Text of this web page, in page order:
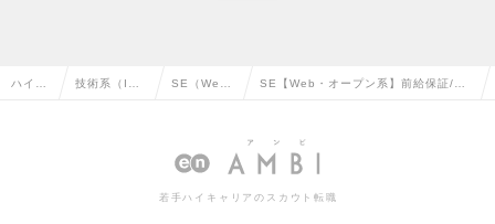
ハイク 技術系（I SE（We
ン系）の転
SE【Web・オープン系】前給保証/エ
5%！リモート可/！の求人情報
若手ハイキャリアのスカウト転職